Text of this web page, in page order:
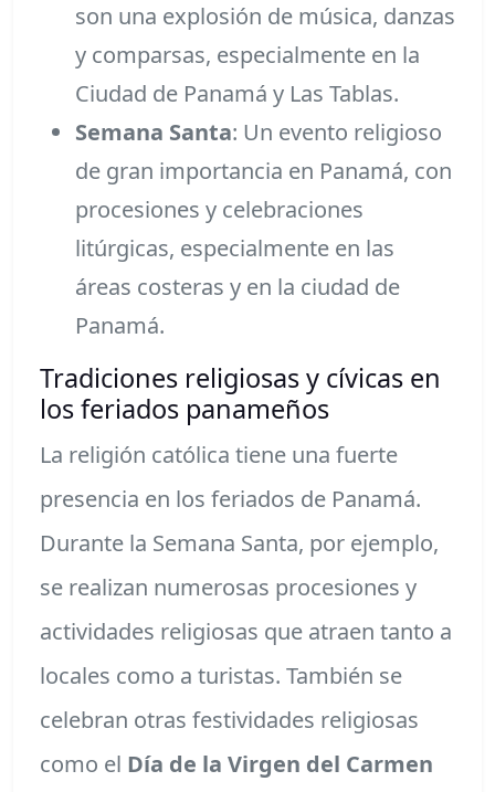
son una explosión de música, danzas
y comparsas, especialmente en la
Ciudad de Panamá y Las Tablas.
Semana Santa: Un evento religioso
de gran importancia en Panamá, con
procesiones y celebraciones
litúrgicas, especialmente en las
áreas costeras y en la ciudad de
Panamá.
Tradiciones religiosas y cívicas en
los feriados panameños
La religión católica tiene una fuerte
presencia en los feriados de Panamá.
Durante la Semana Santa, por ejemplo,
se realizan numerosas procesiones y
actividades religiosas que atraen tanto a
locales como a turistas. También se
celebran otras festividades religiosas
como el Día de la Virgen del Carmen